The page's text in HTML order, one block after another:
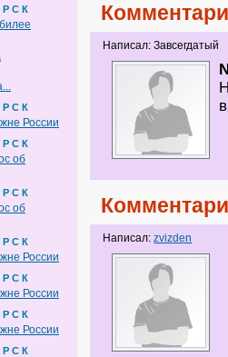
Р С К
Р С К
России
Р С К
об
Р С К
об
Р С К
России
Р С К
России
Р С К
России
Р С К
Написал: Завсегдатый
Написал:zvizden